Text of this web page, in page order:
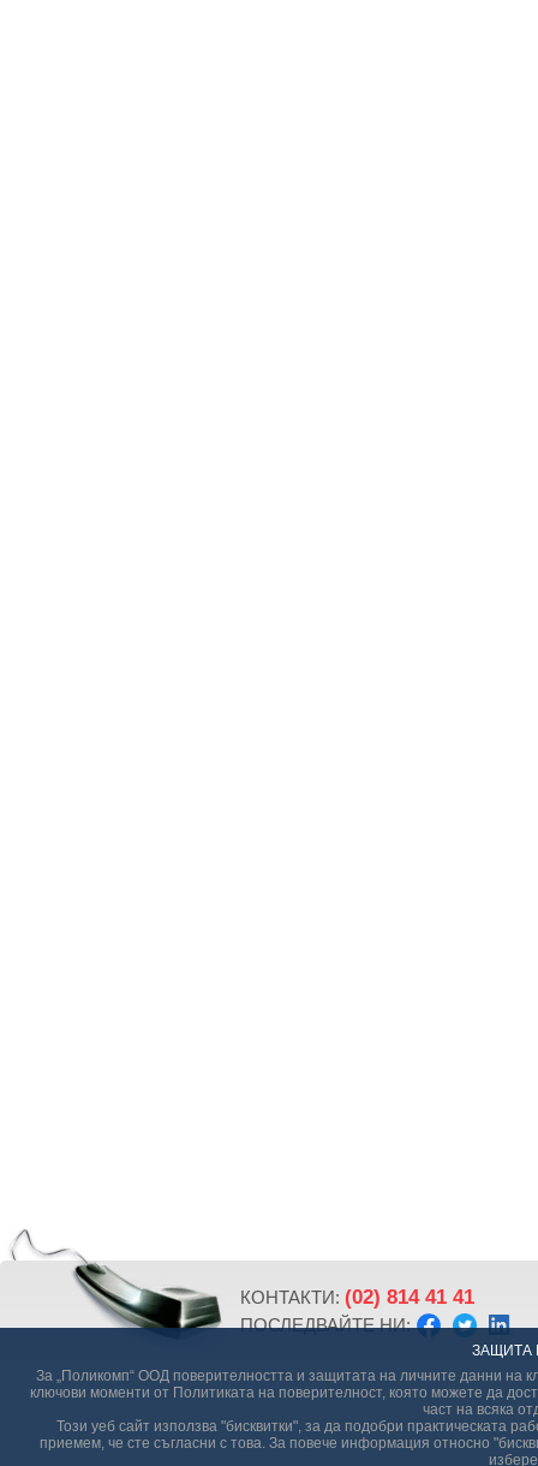
ЗАЩИТА
За „Поликомп“ ООД поверителността и защитата на личните данни на
ключови моменти от Политиката на поверителност, която можете да
част на всяка
Този уеб сайт използва "бисквитки", за да подобри практическата
приемем, че сте съгласни с това. За повече информация относно
КОНТАКТИ: (02) 814 41 41
ПОСЛЕДВАЙТЕ НИ: